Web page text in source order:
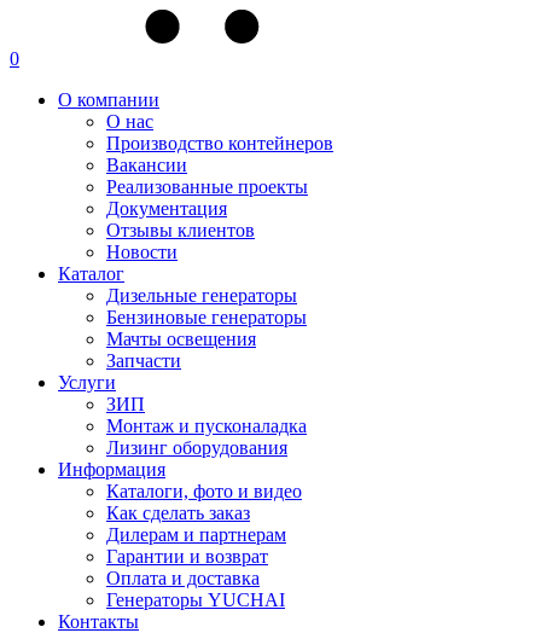
0
О компании
О нас
Производство контейнеров
Вакансии
Реализованные проекты
Документация
Отзывы клиентов
Новости
Каталог
Дизельные генераторы
Бензиновые генераторы
Мачты освещения
Запчасти
Услуги
ЗИП
Монтаж и пусконаладка
Лизинг оборудования
Информация
Каталоги, фото и видео
Как сделать заказ
Дилерам и партнерам
Гарантии и возврат
Оплата и доставка
Генераторы YUCHAI
Контакты